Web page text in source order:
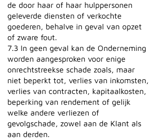
de door haar of haar hulppersonen
geleverde diensten of verkochte
goederen, behalve in geval van opzet
of zware fout.
7.3 In geen geval kan de Onderneming
worden aangesproken voor enige
onrechtstreekse schade zoals, maar
niet beperkt tot, verlies van inkomsten,
verlies van contracten, kapitaalkosten,
beperking van rendement of gelijk
welke andere verliezen of
gevolgschade, zowel aan de Klant als
aan derden.